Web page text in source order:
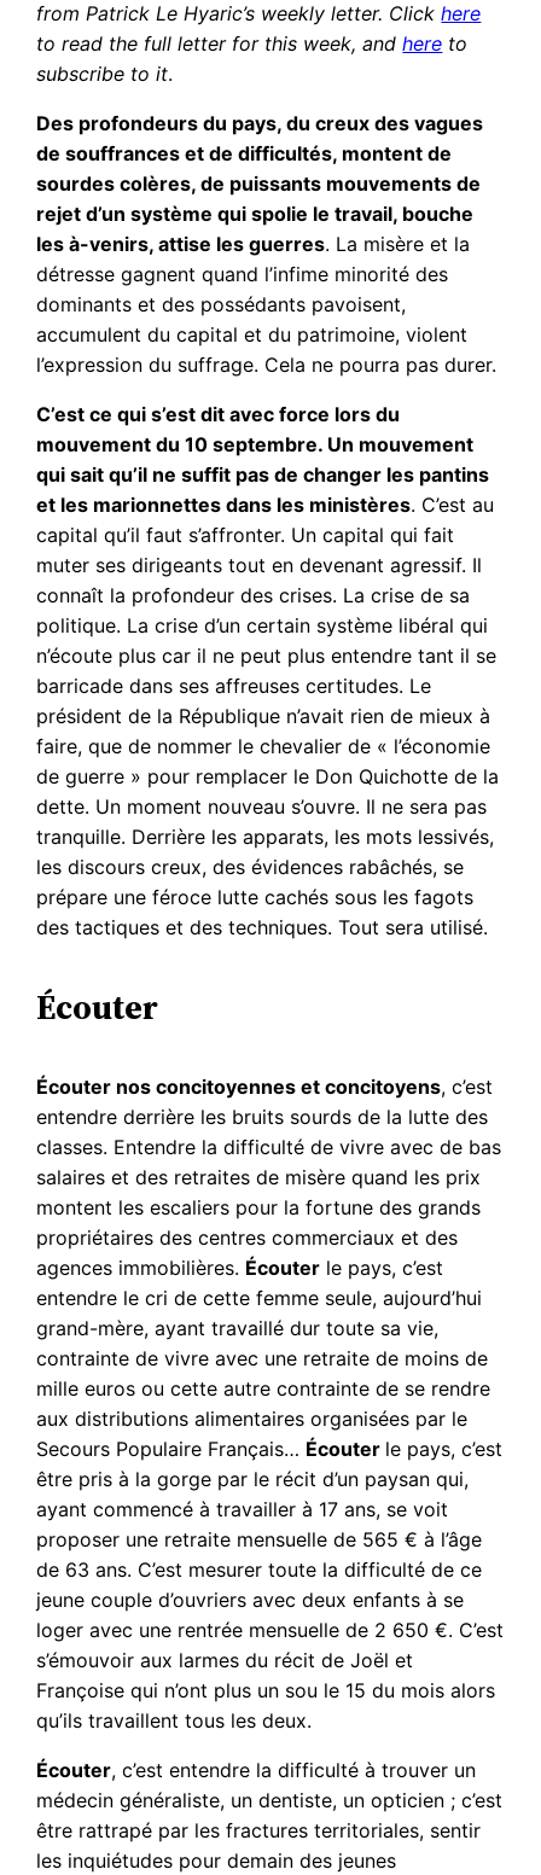
from Patrick Le Hyaric’s weekly letter. Clickhere
to read the full letter for this week, andhere to
subscribe to it.
Des profondeurs du pays, du creux des vagues
de souffrances et de difficultés, montent de
sourdes colères, de puissants mouvements de
rejet d’un système qui spolie le travail, bouche
les à-venirs, attise les guerres. La misère et la
détresse gagnent quand l’infime minorité des
dominants et des possédants pavoisent,
accumulent du capital et du patrimoine, violent
l’expression du suffrage. Cela ne pourra pas durer.
C’est ce qui s’est dit avec force lors du
mouvement du 10 septembre. Un mouvement
qui sait qu’il ne suffit pas de changer les pantins
et les marionnettes dans les ministères. C’est au
capital qu’il faut s’affronter. Un capital qui fait
muter ses dirigeants tout en devenant agressif. Il
connaît la profondeur des crises. La crise de sa
politique. La crise d’un certain système libéral qui
n’écoute plus car il ne peut plus entendre tant il se
barricade dans ses affreuses certitudes. Le
président de la République n’avait rien de mieux à
faire, que de nommer le chevalier de « l’économie
de guerre » pour remplacer le Don Quichotte de la
dette. Un moment nouveau s’ouvre. Il ne sera pas
tranquille. Derrière les apparats, les mots lessivés,
les discours creux, des évidences rabâchés, se
prépare une féroce lutte cachés sous les fagots
des tactiques et des techniques. Tout sera utilisé.
Écouter
Écouter nos concitoyennes et concitoyens, c’est
entendre derrière les bruits sourds de la lutte des
classes. Entendre la difficulté de vivre avec de bas
salaires et des retraites de misère quand les prix
montent les escaliers pour la fortune des grands
propriétaires des centres commerciaux et des
agences immobilières. Écouter le pays, c’est
entendre le cri de cette femme seule, aujourd’hui
grand-mère, ayant travaillé dur toute sa vie,
contrainte de vivre avec une retraite de moins de
mille euros ou cette autre contrainte de se rendre
aux distributions alimentaires organisées par le
Secours Populaire Français… Écouter le pays, c’est
être pris à la gorge par le récit d’un paysan qui,
ayant commencé à travailler à 17 ans, se voit
proposer une retraite mensuelle de 565 € à l’âge
de 63 ans. C’est mesurer toute la difficulté de ce
jeune couple d’ouvriers avec deux enfants à se
loger avec une rentrée mensuelle de 2 650 €. C’est
s’émouvoir aux larmes du récit de Joël et
Françoise qui n’ont plus un sou le 15 du mois alors
qu’ils travaillent tous les deux.
Écouter, c’est entendre la difficulté à trouver un
médecin généraliste, un dentiste, un opticien ; c’est
être rattrapé par les fractures territoriales, sentir
les inquiétudes pour demain des jeunes